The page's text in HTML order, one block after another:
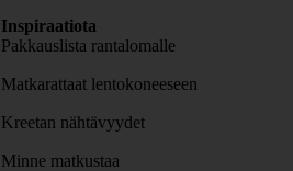
Inspiraatiota
Pakkauslista rantalomalle
Matkarattaat lentokoneeseen
Kreetan nähtävyydet
Minne matkustaa